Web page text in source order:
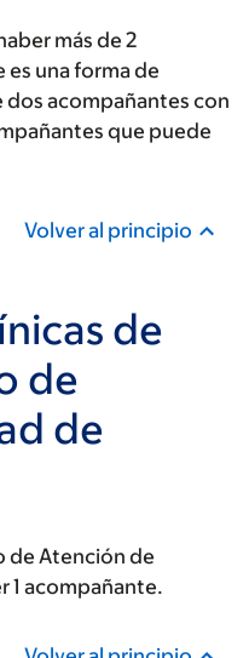
más de 2
una forma de
dos acompañantes con
que puede
Volver al principio
de
de
de
de Atención de
1 acompañante.